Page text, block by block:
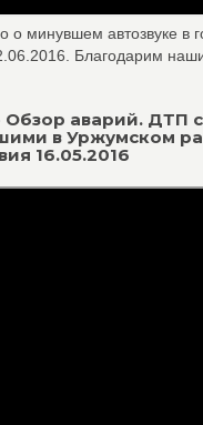
о минувшем автозвуке в
Благодарим
Обзор аварий. ДТП
в Уржумском
16.05.2016